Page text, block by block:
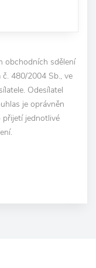
obchodních sdělení
480/2004 Sb., ve
Odesílatel
je oprávněn
jednotlivé